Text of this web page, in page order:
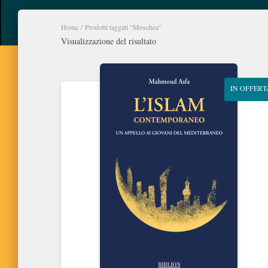
Home / Prodotti taggati “Moschea”
Visualizzazione del risultato
IN